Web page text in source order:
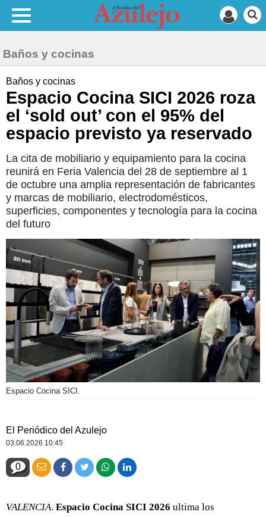
Baños y cocinas
Baños y cocinas
Espacio Cocina SICI 2026 roza
el ‘sold out’ con el 95% del
espacio previsto ya reservado
La cita de mobiliario y equipamiento para la cocina
reunirá en Feria Valencia del 28 de septiembre al 1
de octubre una amplia representación de fabricantes
y marcas de mobiliario, electrodomésticos,
superficies, componentes y tecnología para la cocina
del futuro
Espacio Cocina SICI.
El Periódico del Azulejo
03.06.2026 10:45
0
VALENCIA. Espacio Cocina SICI 2026 ultima los